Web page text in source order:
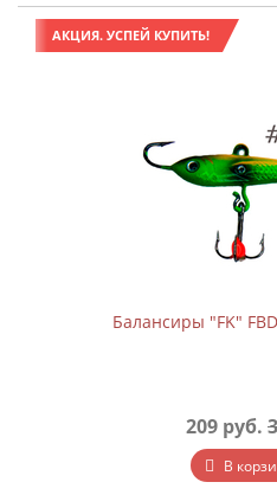
АКЦИЯ. УСПЕЙ КУПИТЬ!
Балансиры "FK"
209 руб.
В